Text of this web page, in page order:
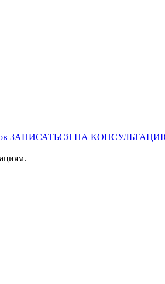
ЗАПИСАТЬСЯ НА